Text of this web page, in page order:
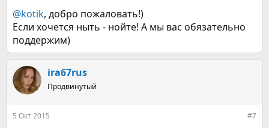
@kotik, добро пожаловать!)
Если хочется ныть - нойте! А мы вас обязательно
поддержим)
ira67rus
Продвинутый
5 Окт 2015 #7